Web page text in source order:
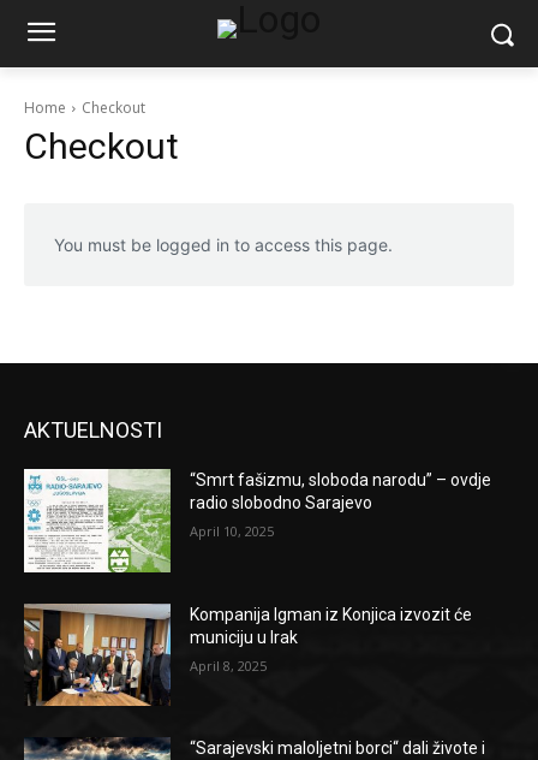
Home Checkout
Checkout
You must be logged in to access this page.
AKTUELNOSTI
“Smrt fašizmu, sloboda narodu” – ovdje
radio slobodno Sarajevo
April 10, 2025
Kompanija Igman iz Konjica izvozit će
municiju u Irak
April 8, 2025
“Sarajevski maloljetni borci“ dali živote i